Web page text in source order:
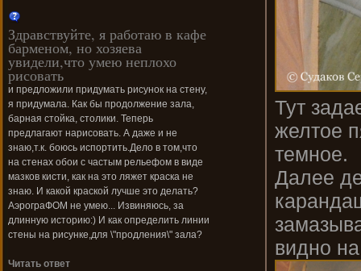
Тут
желтое
темное.
Далее
видно
Здравствуйте, я работаю в кафе
барменом, но хозяева
увидели,что умею неплохо
рисовать
и предложили придумать рисунок на стену,
я придумала. Как бы продолжение зала,
барная стойка, столики. Теперь
предлагают нарисовать. А даже и не
знаю,т.к. боюсь испортить.Дело в том,что
на стенах обои с частым рельефом в виде
мазков кисти, как на это ляжет краска не
знаю. И какой краской лучше это делать?
АэрограФОМ не умею... Извиняюсь, за
длинную историю:) И как определить линии
стены на рисунке,для \"продления\" зала?
Читать ответ